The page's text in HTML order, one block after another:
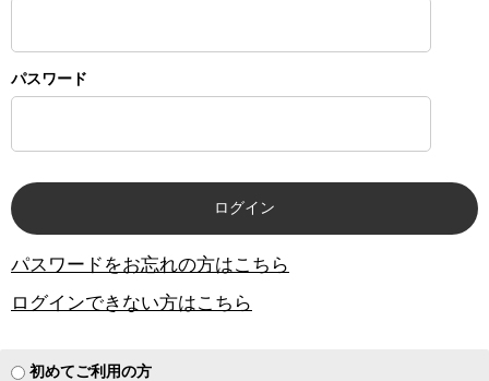
パスワード
パスワードをお忘れの方はこちら
ログインできない方はこちら
初めてご利用の方